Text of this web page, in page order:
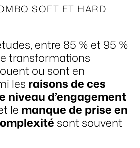
SOFT ET HARD
entre 85 % et 95 %
transformations
ou sont en
les raisons de ces
niveau d’engagement
le manque de prise en
sont souvent